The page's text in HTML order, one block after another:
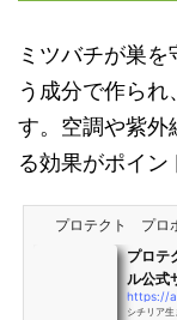
ミツバチが巣
う成分で作られ
す。空調や紫外
る効果がポイン
プロテクト プロ
プロテ
ル公式
https://
シチリア